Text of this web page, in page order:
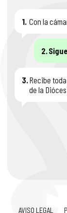
1. Con la
2.Sigue
3.Recibe
de la
AVISO LEGAL